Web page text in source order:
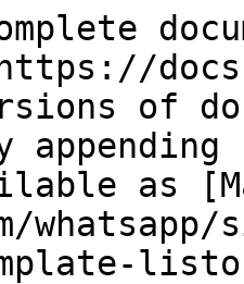
of
as
whatsapp/